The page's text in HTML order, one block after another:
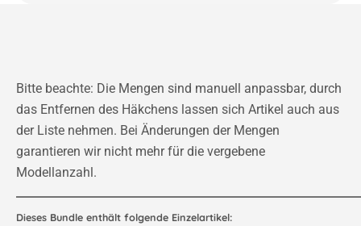
Bitte beachte: Die Mengen sind manuell anpassbar, durch
das Entfernen des Häkchens lassen sich Artikel auch aus
der Liste nehmen. Bei Änderungen der Mengen
garantieren wir nicht mehr für die vergebene
Modellanzahl.
Dieses Bundle enthält folgende Einzelartikel: